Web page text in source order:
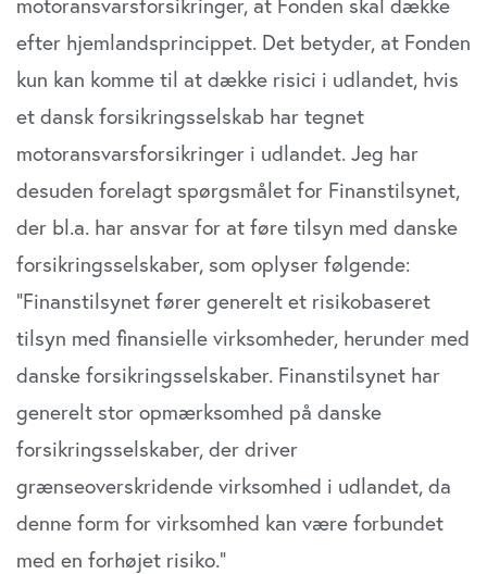
efter hjemlandsprincippet. Det betyder, at Fonden
kun kan komme til at dække risici i udlandet, hvis
et dansk forsikringsselskab har tegnet
motoransvarsforsikringer i udlandet. Jeg har
desuden forelagt spørgsmålet for Finanstilsynet,
der bl.a. har ansvar for at føre tilsyn med danske
forsikringsselskaber, som oplyser følgende:
”Finanstilsynet fører generelt et risikobaseret
tilsyn med finansielle virksomheder, herunder med
danske forsikringsselskaber. Finanstilsynet har
generelt stor opmærksomhed på danske
forsikringsselskaber, der driver
grænseoverskridende virksomhed i udlandet, da
denne form for virksomhed kan være forbundet
med en forhøjet risiko.”